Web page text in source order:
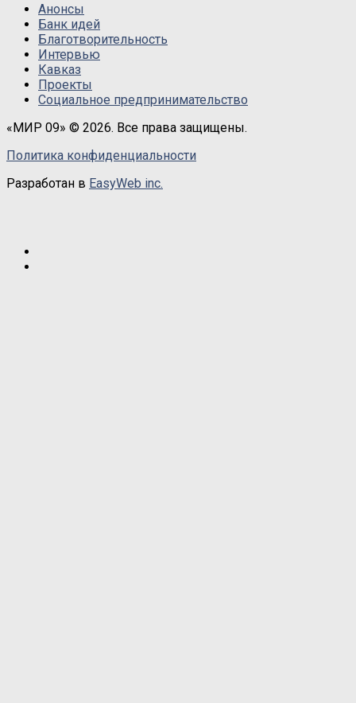
Анонсы
Банк идей
Благотворительность
Интервью
Кавказ
Проекты
Социальное предпринимательство
«МИР 09» © 2026. Все права защищены.
Политика конфиденциальности
Разработан в EasyWeb inc.